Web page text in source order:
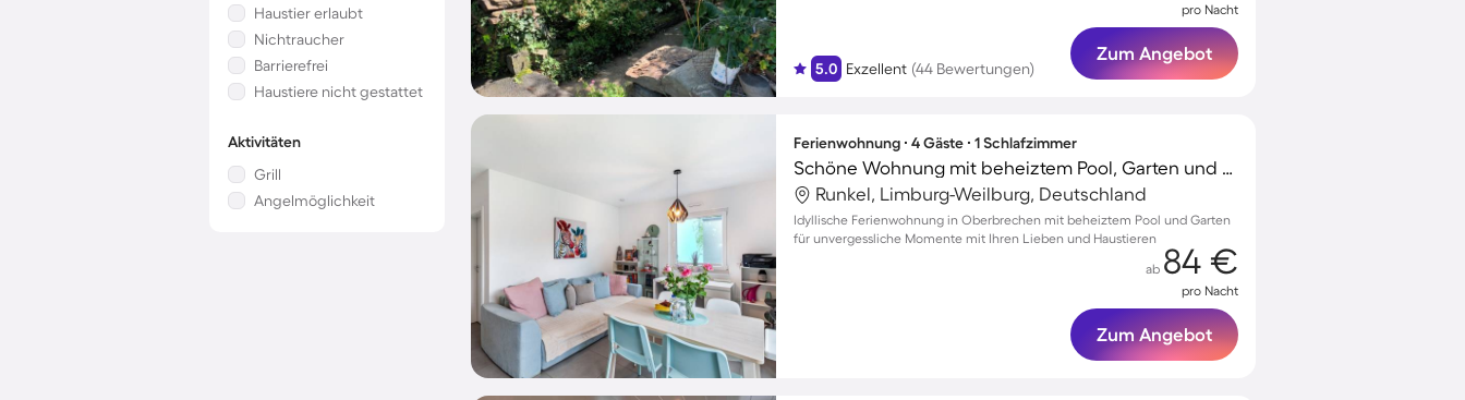
Haustier erlaubt
Nichtraucher
Barrierefrei
Haustiere nicht gestattet
Aktivitäten
Grill
Angelmöglichkeit
5.0 Exzellent (44 Bewertungen)
pro Nacht
Zum Angebot
Ferienwohnung ∙ 4 Gäste ∙ 1 Schlafzimmer
Schöne Wohnung mit beheiztem Pool, Garten und Grill | Hunde erlaubt
Runkel, Limburg-Weilburg, Deutschland
Idyllische Ferienwohnung in Oberbrechen mit beheiztem Pool und Garten
für unvergessliche Momente mit Ihren Lieben und Haustieren
ab 84 €
pro Nacht
Zum Angebot